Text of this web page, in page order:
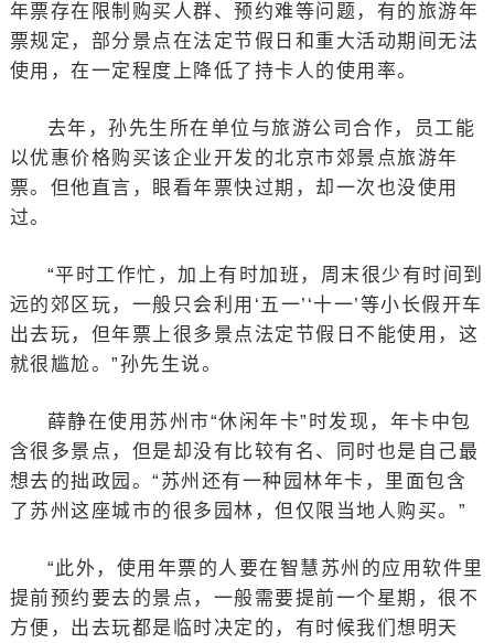
年票存在限制购买人群、预约难等问题，有的旅游年
票规定，部分景点在法定节假日和重大活动期间无法
使用，在一定程度上降低了持卡人的使用率。
去年，孙先生所在单位与旅游公司合作，员工能
以优惠价格购买该企业开发的北京市郊景点旅游年
票。但他直言，眼看年票快过期，却一次也没使用
过。
“平时工作忙，加上有时加班，周末很少有时间到
远的郊区玩，一般只会利用‘五一’‘十一’等小长假开车
出去玩，但年票上很多景点法定节假日不能使用，这
就很尴尬。”孙先生说。
薛静在使用苏州市“休闲年卡”时发现，年卡中包
含很多景点，但是却没有比较有名、同时也是自己最
想去的拙政园。“苏州还有一种园林年卡，里面包含
了苏州这座城市的很多园林，但仅限当地人购买。”
“此外，使用年票的人要在智慧苏州的应用软件里
提前预约要去的景点，一般需要提前一个星期，很不
方便，出去玩都是临时决定的，有时候我们想明天